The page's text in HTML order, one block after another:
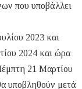
που υποβάλλει
2023 και
2024 και ώρα
21 Μαρτίου
υποβληθούν μετά